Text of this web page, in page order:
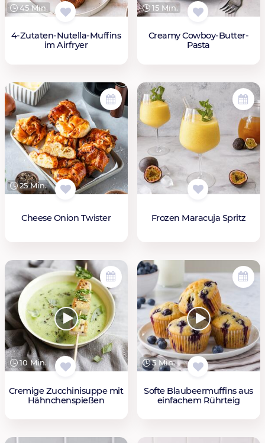
45 Min.
4-Zutaten-Nutella-Muffins
im Airfryer
15 Min.
Creamy Cowboy-Butter-
Pasta
25 Min.
Cheese Onion Twister Frozen Maracuja Spritz
10 Min.
Cremige Zucchinisuppe mit
Hähnchenspießen
5 Min.
Softe Blaubeermuffins aus
einfachem Rührteig